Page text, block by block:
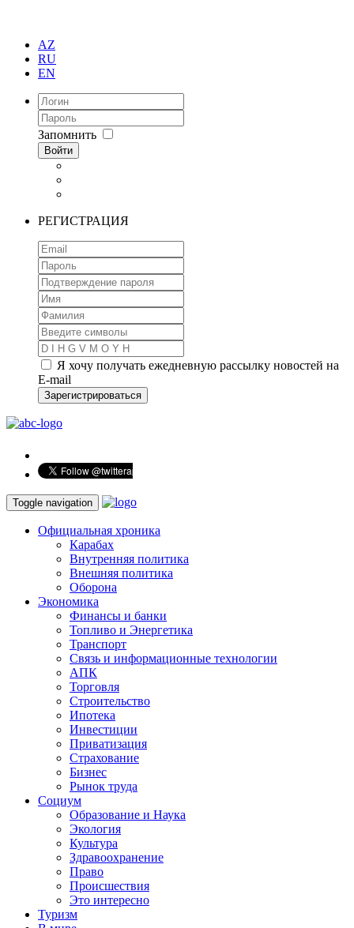
AZ
RU
EN
Запомнить
Войти
РЕГИСТРАЦИЯ
Я хочу получать ежедневную рассылку новостей на
E-mail
Зарегистрироваться
Toggle navigation
Официальная хроника
Карабах
Внутренняя политика
Внешняя политика
Оборона
Экономика
Финансы и банки
Топливо и Энергетика
Транспорт
Связь и информационные технологии
АПК
Торговля
Строительство
Ипотека
Инвестиции
Приватизация
Страхование
Бизнес
Рынок труда
Социум
Образование и Наука
Экология
Культура
Здравоохранение
Право
Происшествия
Это интересно
Туризм